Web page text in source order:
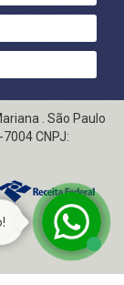
. São Paulo
7004CNPJ: